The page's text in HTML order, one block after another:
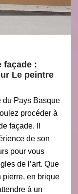
façade :
Le peintre
du Pays Basque
procéder à
façade. Il
de son
pour vous
de l’art. Que
pierre, en brique
à un